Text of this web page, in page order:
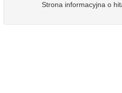
Strona informacyjna o